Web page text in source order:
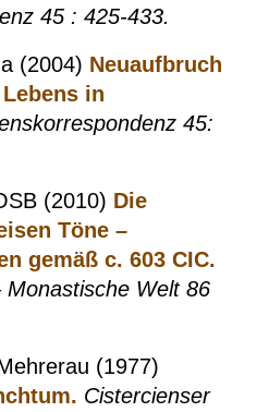
45 : 425-433.
(2004) Neuaufbruch
in
45:
(2010) Die
Töne –
gemäß c. 603 CIC.
Welt 86
(1977)
Cistercienser